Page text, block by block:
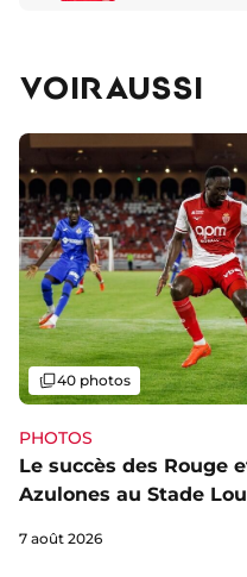
VOIR AUSSI
PHOTOS
Le succès des Rouge
Azulones au Stade
Galerie
40 photos
7 août 2026